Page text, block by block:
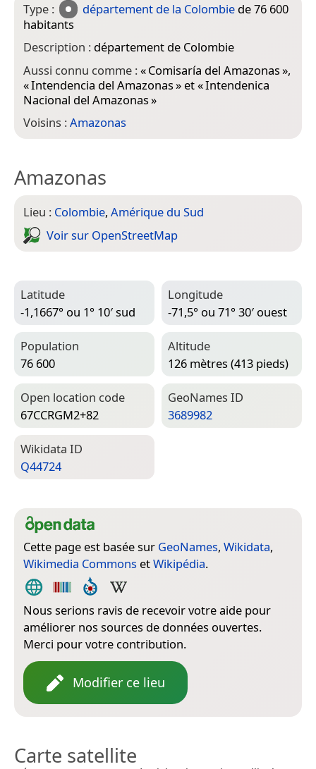
Type : département de la Colombie de 76 600
habitants
Description : département de Colombie
Aussi connu comme :«Comisaría del Amazonas»,
«Intendencia del Amazonas» et «Intendenica
Nacional del Amazonas»
Voisins :Amazonas
Amazonas
Lieu : Colombie, Amérique du Sud
Voir sur Open­Street­Map
Latitude
-1,1667° ou 1° 10′ sud
Longitude
-71,5° ou 71° 30′ ouest
Population
76 600
Altitude
126 mètres (413 pieds)
Open location code
67CCRGM2+82
Geo­Names ID
3689982
Wiki­data ID
Q44724
Cette page est basée sur GeoNames, Wikidata,
Wikimedia Commons etWikipédia.
Nous serions ravis de recevoir votre aide pour
améliorer nos sources de données ouvertes.
Merci pour votre contribution.
Modifier ce lieu
Carte satellite